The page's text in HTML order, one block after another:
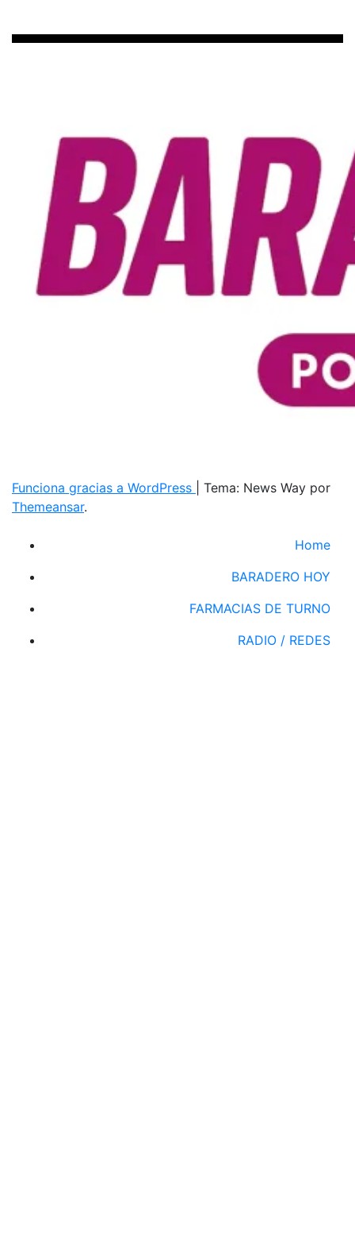
Funciona gracias a WordPress
Tema: News Way por
Themeansar.
Home
BARADERO HOY
FARMACIAS DE TURNO
RADIO / REDES